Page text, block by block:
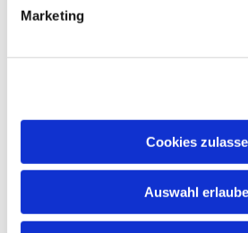
Marketing
Cookies
Auswahl
Dies könnte